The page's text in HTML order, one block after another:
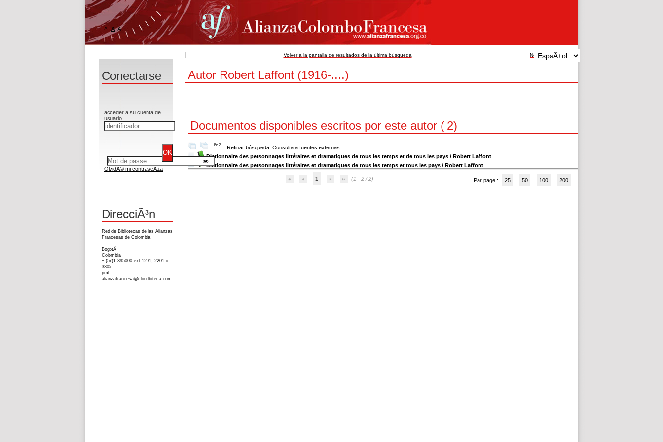
Volver a la pantalla de resultados de la última búsqueda New search
Autor Robert Laffont (1916-....)
Documentos disponibles escritos por este autor ( 2)
Refinar búsqueda Consulta a fuentes externas
Dictionnaire des personnages littéraires et dramatiques de tous les temps et de tous les pays / Robert Laffont
Dictionnaire des personnages littéraires et dramatiques de tous les temps et tous les pays / Robert Laffont
1 (1 - 2 / 2) Par page : 25 50 100 200
A- A A+
Conectarse
acceder a su cuenta de
usuario
OlvidÃ© mi contraseÃ±a
DirecciÃ³n
Red de Bibliotecas de las Alianzas
Francesas de Colombia.
BogotÃ¡
Colombia
+ (57)1 395000 ext.1201, 2201 o
3305
pmb-
alianzafrancesa@cloudbiteca.com